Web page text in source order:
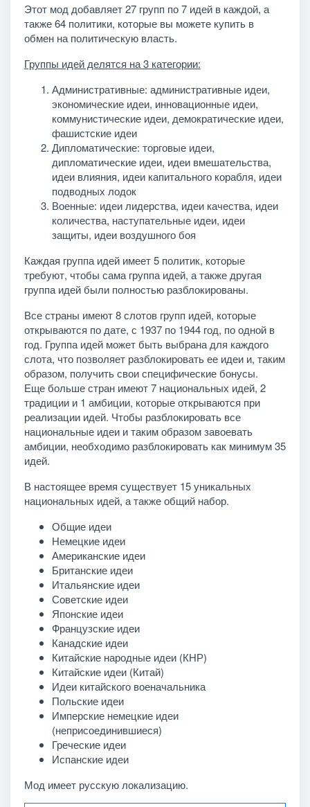
Этот мод добавляет 27 групп по 7 идей в каждой, а
также 64 политики, которые вы можете купить в
обмен на политическую власть.
Группы идей делятся на 3 категории:
Административные: административные идеи,
экономические идеи, инновационные идеи,
коммунистические идеи, демократические идеи,
фашистские идеи
Дипломатические: торговые идеи,
дипломатические идеи, идеи вмешательства,
идеи влияния, идеи капитального корабля, идеи
подводных лодок
Военные: идеи лидерства, идеи качества, идеи
количества, наступательные идеи, идеи
защиты, идеи воздушного боя
Каждая группа идей имеет 5 политик, которые
требуют, чтобы сама группа идей, а также другая
группа идей были полностью разблокированы.
Все страны имеют 8 слотов групп идей, которые
открываются по дате, с 1937 по 1944 год, по одной в
год. Группа идей может быть выбрана для каждого
слота, что позволяет разблокировать ее идеи и, таким
образом, получить свои специфические бонусы.
Еще больше стран имеют 7 национальных идей, 2
традиции и 1 амбиции, которые открываются при
реализации идей. Чтобы разблокировать все
национальные идеи и таким образом завоевать
амбиции, необходимо разблокировать как минимум 35
идей.
В настоящее время существует 15 уникальных
национальных идей, а также общий набор.
Общие идеи
Немецкие идеи
Американские идеи
Британские идеи
Итальянские идеи
Советские идеи
Японские идеи
Французские идеи
Канадские идеи
Китайские народные идеи (КНР)
Китайские идеи (Китай)
Идеи китайского военачальника
Польские идеи
Имперские немецкие идеи
(неприсоединившиеся)
Греческие идеи
Испанские идеи
Мод имеет русскую локализацию.